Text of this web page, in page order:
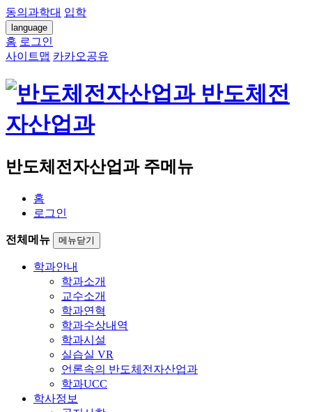
동의과학대 입학
language
홈 로그인
사이트맵 카카오공유
반도체전
자산업과
반도체전자산업과 주메뉴
홈
로그인
전체메뉴 메뉴닫기
학과안내
학과소개
교수소개
학과연혁
학과수상내역
학과시설
실습실 VR
언론속의 반도체전자산업과
학과UCC
학사정보